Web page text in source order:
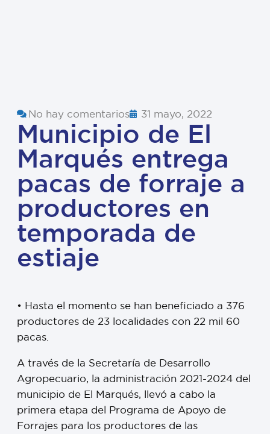
No hay comentarios 31 mayo, 2022
Municipio de El
Marqués entrega
pacas de forraje a
productores en
temporada de
estiaje
• Hasta el momento se han beneficiado a 376
productores de 23 localidades con 22 mil 60
pacas.
A través de la Secretaría de Desarrollo
Agropecuario, la administración 2021-2024 del
municipio de El Marqués, llevó a cabo la
primera etapa del Programa de Apoyo de
Forrajes para los productores de las